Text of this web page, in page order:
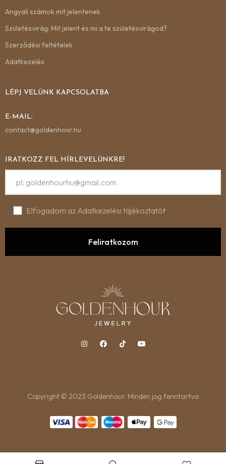
Angyali számok mit jelentenek
Születésvirág: Mit jelent és mi a te születésvirágod?
Szerződési feltételek
Adatkezelés
LÉPJ VELÜNK KAPCSOLATBA
E-MAIL:
contact@goldenhour.hu
IRATKOZZ FEL HÍRLEVELÜNKRE!
Elfogadom az Adatkezelési tájékoztatót.
Copyright © 2023 Goldenhour. Minden jog fenntartva